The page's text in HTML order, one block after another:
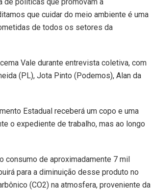
que cuidar do meio ambiente é uma
de todos os setores da
Vale durante entrevista coletiva, com
(PL), Jota Pinto (Podemos), Alan da
Estadual receberá um copo e uma
o expediente de trabalho, mas ao longo
consumo de aproximadamente 7 mil
para a diminuição desse produto no
(CO2) na atmosfera, proveniente da